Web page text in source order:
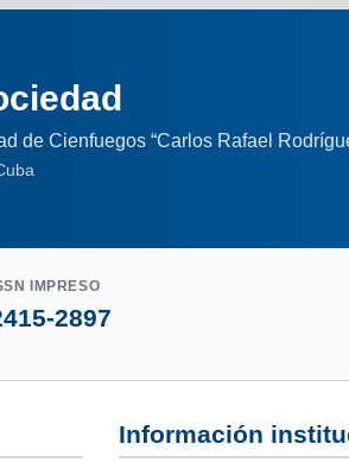
de Cienfuegos “Carlos Rafael
IMPRESO
2897
Información